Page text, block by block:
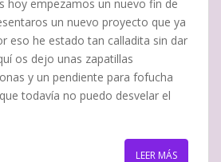
hoy empezamos un nuevo fin de
un nuevo proyecto que ya
eso he estado tan calladita sin dar
os dejo unas zapatillas
y un pendiente para fofucha
todavía no puedo desvelar el
LEER MÁS